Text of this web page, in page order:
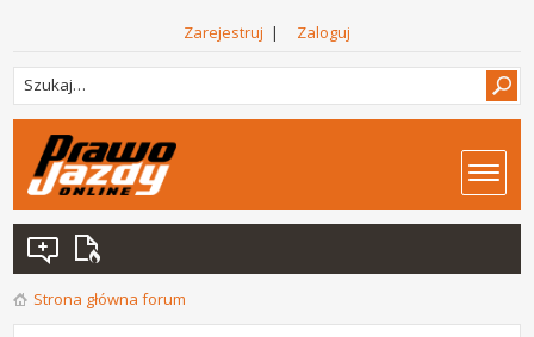
Zarejestruj | Zaloguj
Strona główna forum